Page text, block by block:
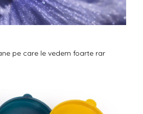
pe care le vedem foarte rar